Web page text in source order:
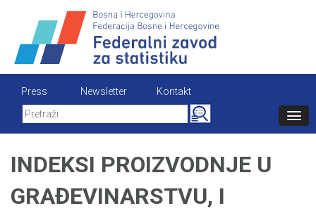
content
Press Newsletter
Kontakt
Search
for:
INDEKSI PROIZVODNJE U
GRAĐEVINARSTVU, I